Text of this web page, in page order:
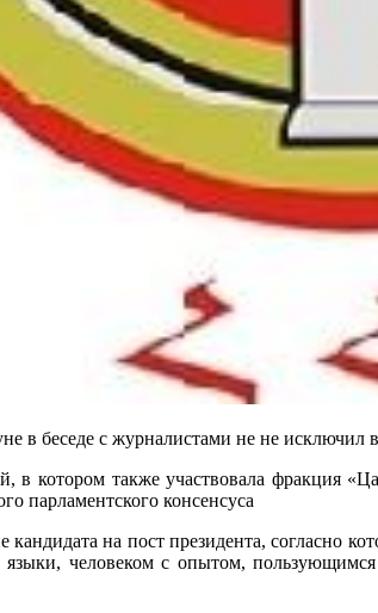
в беседе с журналистами не не
котором также участвовала фракция
парламентского консенсуса
на пост президента, согласно
человеком с опытом,